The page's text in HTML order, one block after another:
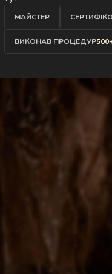
МАЙСТЕР
ВИКОНАВ ПРОЦЕДУР